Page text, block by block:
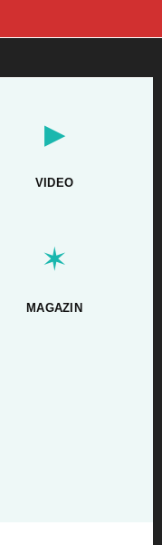
▶
VIDEO
✶
MAGAZIN